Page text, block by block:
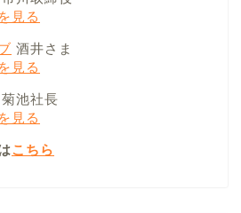
見る
酒井さま
見る
菊池社長
見る
こちら